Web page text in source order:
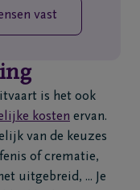
vast
is het ook
kosten ervan.
van de keuzes
of crematie,
uitgebreid, ... Je